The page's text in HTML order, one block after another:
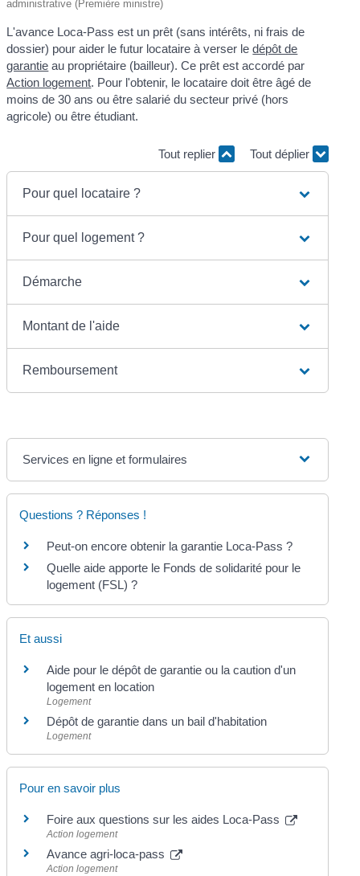
administrative (Première ministre)
L'avance Loca-Pass est un prêt (sans intérêts, ni frais de
dossier) pour aider le futur locataire à verser ledépôt de
garantie au propriétaire (bailleur). Ce prêt est accordé par
Action logement. Pour l'obtenir, le locataire doit être âgé de
moins de 30 ans ou être salarié du secteur privé (hors
agricole) ou être étudiant.
Tout replier Tout déplier
Pour quel locataire ?
Pour quel logement ?
Démarche
Montant de l'aide
Remboursement
Services en ligne et formulaires
Questions ? Réponses !
Peut-on encore obtenir la garantie Loca-Pass ?
Quelle aide apporte le Fonds de solidarité pour le
logement (FSL) ?
Et aussi
Aide pour le dépôt de garantie ou la caution d'un
logement en location
Logement
Dépôt de garantie dans un bail d'habitation
Logement
Pour en savoir plus
Foire aux questions sur les aides Loca-Pass
Action logement
Avance agri-loca-pass
Action logement